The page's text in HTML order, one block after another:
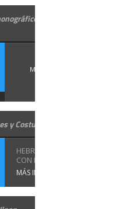
en Hebreo
MÁS INFORMACIÓN
y Costumbres Judías
HEBREO VIVO AL HABLA,
CON RUBÉN ...
MÁS INFORMACIÓN